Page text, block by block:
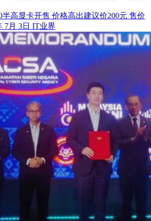
半高显卡开售 价格高出建议价200元 售价
7月 3日 IT业界